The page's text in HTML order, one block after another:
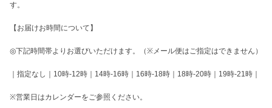
す。
【お届けお時間について】
◎下記時間帯よりお選びいただけます。（※メール便はご指定はできません）
｜指定なし｜10時-12時｜14時-16時｜16時-18時｜18時-20時｜19時-21時｜
※営業日はカレンダーをご参照ください。